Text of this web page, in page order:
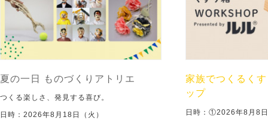
夏の一日 ものづくりアトリエ
つくる楽しさ、発見する喜び。
日時：2026年8月18日（火）
家族でつくるく
ップ
日時：①2026年8月8